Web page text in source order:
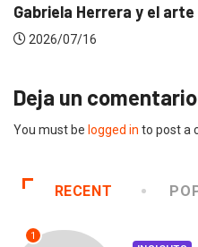
Gabriela Herrera y el
2026/07/16
Deja un comentario
You must be logged in to post a
RECENT
1